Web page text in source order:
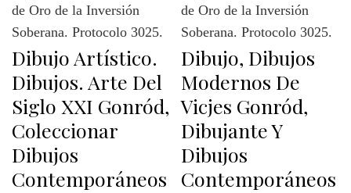
Dibujo Artístico.
Dibujos. Arte Del
Siglo XXI Gonród,
Coleccionar
Dibujos
Contemporáneos
Dibujo, Dibujos
Modernos De
Vicjes Gonród,
Dibujante Y
Dibujos
Contemporáneos